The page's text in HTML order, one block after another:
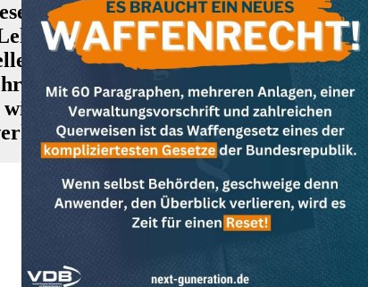
und Energie verliehen.
bei Herrn Niedermeier 1997
und Meister seit Jahrzehnten mit
stellvertretend
wir den beiden für ihren
am Leben.